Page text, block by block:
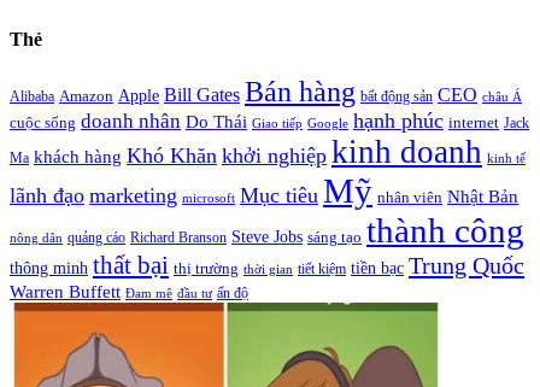
Thẻ
Alibaba Amazon Apple Bill Gates Bán hàng bất động sản CEO châu Á
cuộc sống doanh nhân Do Thái Giao tiếp Google hạnh phúc internet Jack
Ma khách hàng Khó Khăn khởi nghiệp kinh doanh kinh tế
lãnh đạo marketing microsoft Mục tiêu Mỹ nhân viên Nhật Bản
nông dân quảng cáo Richard Branson Steve Jobs sáng tạo thành công
thông minh thất bại thị trường thời gian tiết kiệm tiền bạc Trung Quốc
Warren Buffett Đam mê đầu tư ấn độ